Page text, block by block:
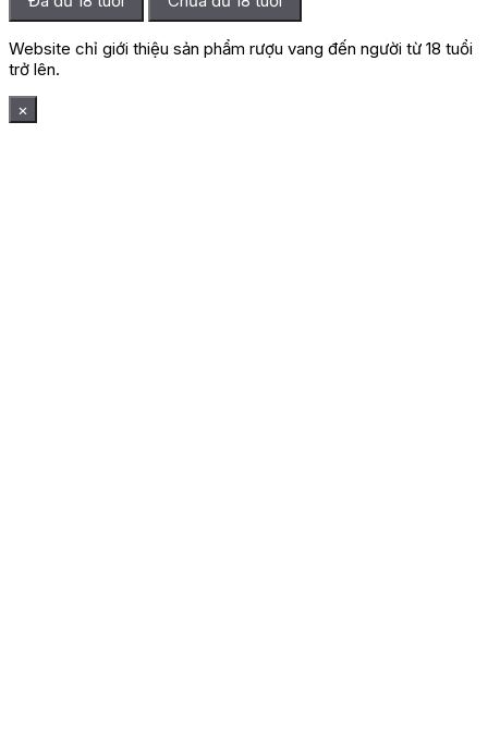
Website chỉ giới thiệu sản phẩm rượu vang đến người từ 18 tuổi
trở lên.
×